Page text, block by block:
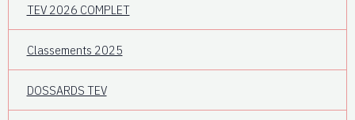
TEV 2026 COMPLET
Classements 2025
DOSSARDS TEV